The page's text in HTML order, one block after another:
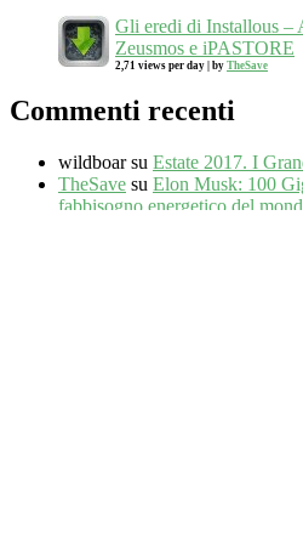
Gli eredi di Installous –
Zeusmos e iPASTORE
2,71 views per day by TheSave
Commenti recenti
wildboarsu Estate 2017. I
TheSave su Elon Musk: 100
fabbisogno energetico del